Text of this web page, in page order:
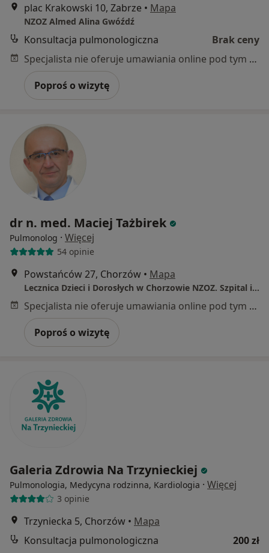
plac Krakowski 10, Zabrze • Mapa
NZOZ Almed Alina Gwóźdź
Konsultacja pulmonologiczna
Brak ceny
Specjalista nie oferuje umawiania online pod tym adresem.
Poproś o wizytę
dr n. med. Maciej Tażbirek
Pulmonolog · Więcej
54 opinie
Powstańców 27, Chorzów • Mapa
Lecznica Dzieci i Dorosłych w Chorzowie NZOZ. Szpital im. I. Mościckiego.
Specjalista nie oferuje umawiania online pod tym adresem.
Poproś o wizytę
Galeria Zdrowia Na Trzynieckiej
Pulmonologia, Medycyna rodzinna, Kardiologia · Więcej
3 opinie
Trzyniecka 5, Chorzów • Mapa
Konsultacja pulmonologiczna
200 zł